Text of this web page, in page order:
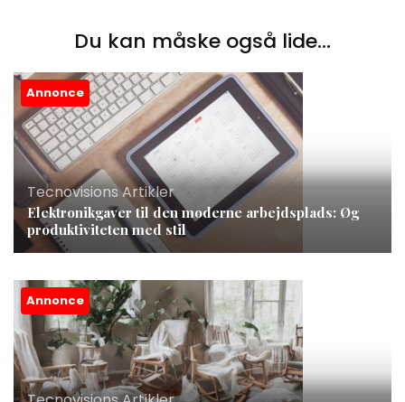
Du kan måske også lide...
Annonce
Tecnovisions Artikler
Elektronikgaver til den moderne arbejdsplads: Øg
produktiviteten med stil
Annonce